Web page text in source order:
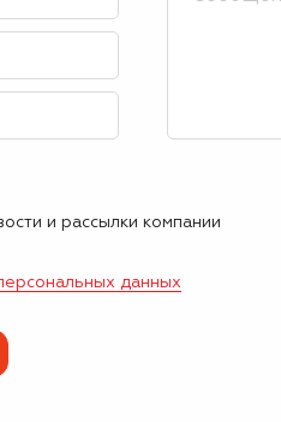
и рассылки компании
данных